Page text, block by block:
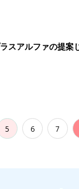
スアルファの提
5 6 7